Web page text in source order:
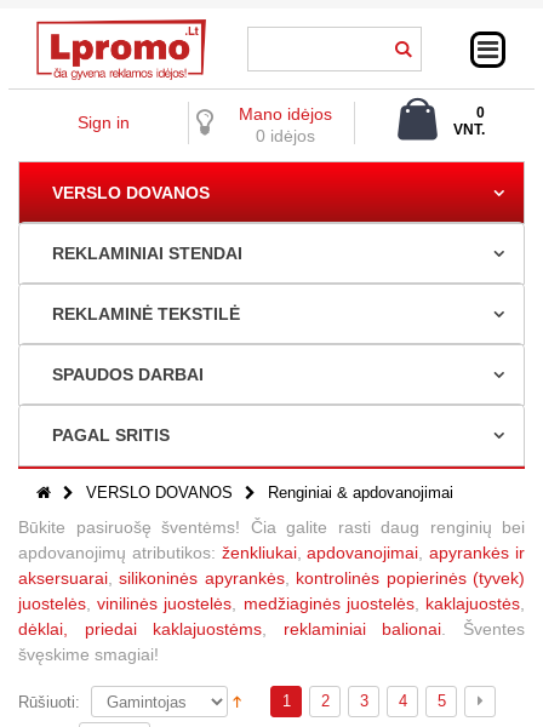
Sign in
Mano idėjos
0 idėjos
0
VNT.
VERSLO DOVANOS
REKLAMINIAI STENDAI
REKLAMINĖ TEKSTILĖ
SPAUDOS DARBAI
PAGAL SRITIS
VERSLO DOVANOS Renginiai & apdovanojimai
Būkite pasiruošę šventėms! Čia galite rasti daug renginių bei
apdovanojimų atributikos: ženkliukai,apdovanojimai ,apyrankės ir
aksersuarai ,silikoninės apyrankės, kontrolinės popierinės (tyvek)
juostelės ,vinilinės juostelės medžiaginės juostelės, kaklajuostės
dėklai, priedai kaklajuostėms
reklaminiai balionai . Šventes
švęskime smagiai!
Rūšiuoti: 1 2 3 4 5